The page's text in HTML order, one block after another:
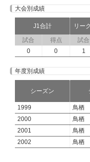
大会別成績
J1合計 リー
試合
得点 試合
0
0 1
年度別成績
シーズン
1999
鳥栖
2000
鳥栖
2001
鳥栖
2002
鳥栖